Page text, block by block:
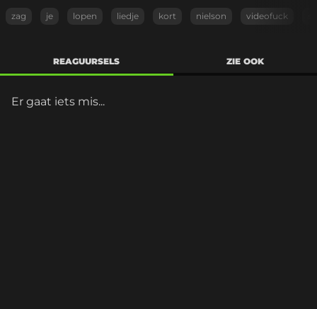
zag je lopen liedje kort nielson videofuck
REAGUURSELS ZIE OOK
Er gaat iets mis...